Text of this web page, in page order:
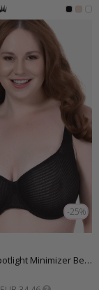
-25%
Harmony Spotlight Minimizer Beha E-G cup